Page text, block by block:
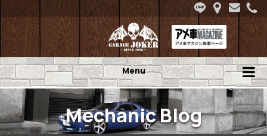
Menu
Mechanic Blog